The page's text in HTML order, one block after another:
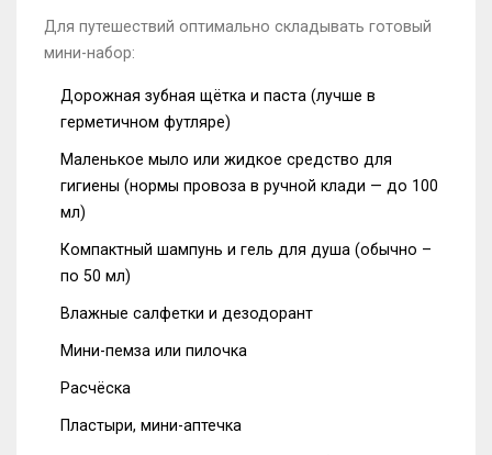
Для путешествий оптимально складывать готовый
мини-набор:
Дорожная зубная щётка и паста (лучше в
герметичном футляре)
Маленькое мыло или жидкое средство для
гигиены (нормы провоза в ручной клади — до 100
мл)
Компактный шампунь и гель для душа (обычно –
по 50 мл)
Влажные салфетки и дезодорант
Мини-пемза или пилочка
Расчёска
Пластыри, мини-аптечка